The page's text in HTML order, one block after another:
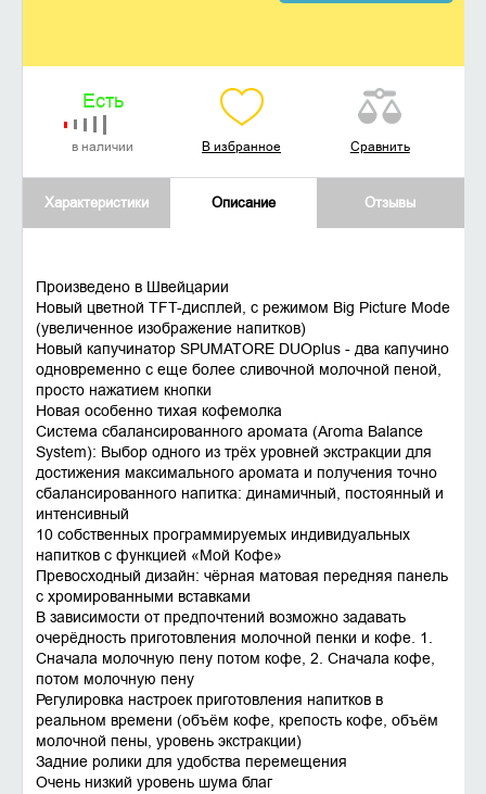
Есть
в наличии В избранное Сравнить
Характеристики Описание Отзывы
Произведено в Швейцарии
Новый цветной TFT-дисплей, с режимом Big Picture Mode
(увеличенное изображение напитков)
Новый капучинатор SPUMATORE DUOplus - два капучино
одновременно с еще более сливочной молочной пеной,
просто нажатием кнопки
Новая особенно тихая кофемолка
Система сбалансированного аромата (Aroma Balance
System): Выбор одного из трёх уровней экстракции для
достижения максимального аромата и получения точно
сбалансированного напитка: динамичный, постоянный и
интенсивный
10 собственных программируемых индивидуальных
напитков с функцией «Мой Кофе»
Превосходный дизайн: чёрная матовая передняя панель
с хромированными вставками
В зависимости от предпочтений возможно задавать
очерёдность приготовления молочной пенки и кофе. 1.
Сначала молочную пену потом кофе, 2. Сначала кофе,
потом молочную пену
Регулировка настроек приготовления напитков в
реальном времени (объём кофе, крепость кофе, объём
молочной пены, уровень экстракции)
Задние ролики для удобства перемещения
Очень низкий уровень шума благ